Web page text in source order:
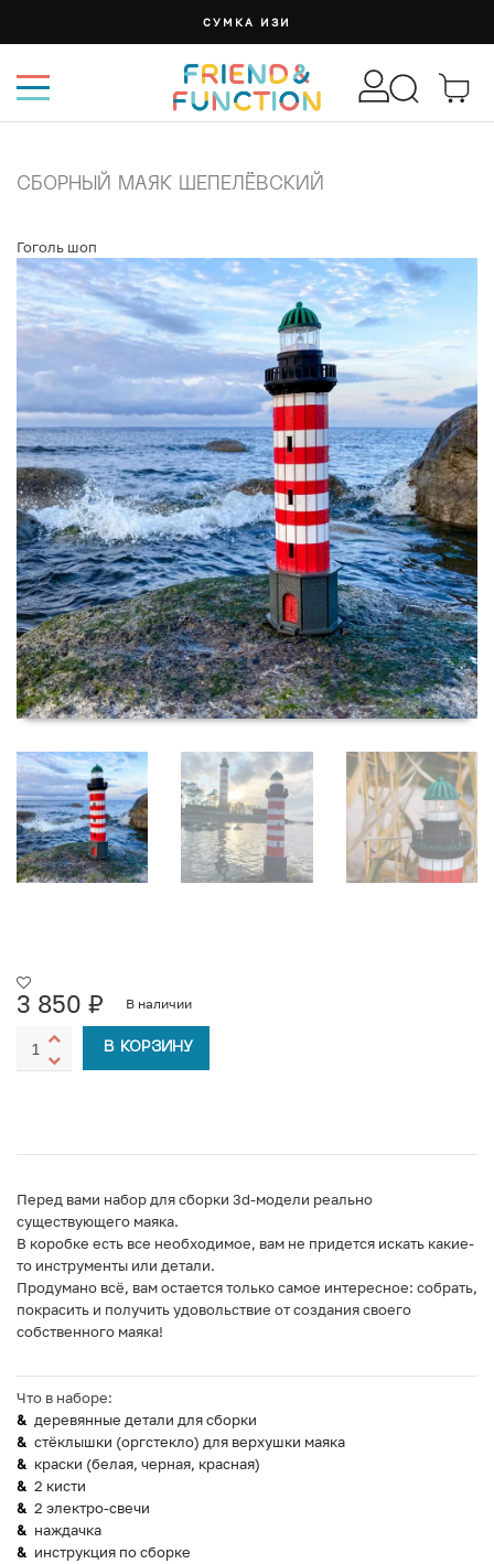
СУМКА ИЗИ
СБОРНЫЙ МАЯК ШЕПЕЛЁВСКИЙ
Гоголь шоп
3 850 ₽ В наличии
В КОРЗИНУ
Перед вами набор для сборки 3d-модели реально
существующего маяка.
В коробке есть все необходимое, вам не придется искать какие-
то инструменты или детали.
Продумано всё, вам остается только самое интересное: собрать,
покрасить и получить удовольствие от создания своего
собственного маяка!
Что в наборе:
деревянные детали для сборки
стёклышки (оргстекло) для верхушки маяка
краски (белая, черная, красная)
2 кисти
2 электро-свечи
наждачка
инструкция по сборке